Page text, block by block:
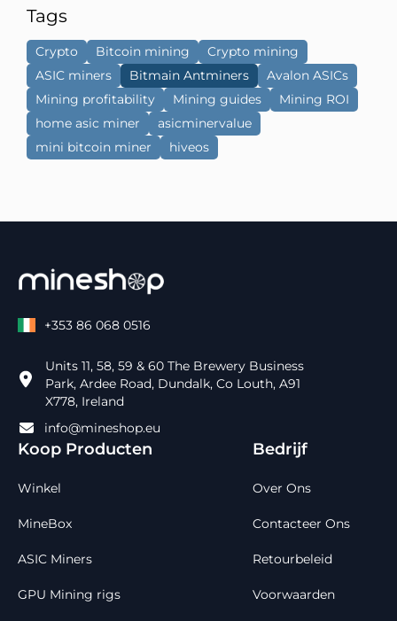
Tags
Crypto Bitcoin mining
Crypto mining
ASIC miners
Bitmain Antminers
Avalon ASICs
Mining profitability
Mining guides
Mining ROI
home asic miner
asicminervalue
mini bitcoin miner
hiveos
+353 86 068 0516
Units 11, 58, 59 & 60 The Brewery Business
Park, Ardee Road, Dundalk, Co Louth, A91
X778, Ireland
info@mineshop.eu
Koop Producten
Winkel
MineBox
ASIC Miners
GPU Mining rigs
Bedrijf
Over Ons
Contacteer Ons
Retourbeleid
Voorwaarden